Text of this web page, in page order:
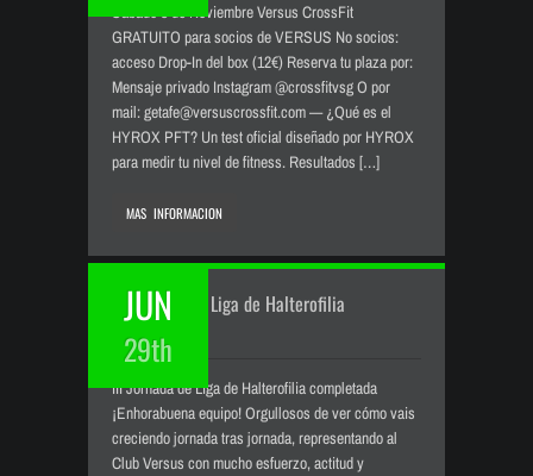
Sábado 8 de Noviembre Versus CrossFit
GRATUITO para socios de VERSUS No socios:
acceso Drop-In del box (12€) Reserva tu plaza por:
Mensaje privado Instagram @crossfitvsg O por
mail: getafe@versuscrossfit.com — ¿Qué es el
HYROX PFT? Un test oficial diseñado por HYROX
para medir tu nivel de fitness. Resultados […]
MAS INFORMACION
JUN
29th
III Jornada de Liga de Halterofilia
completada
III Jornada de Liga de Halterofilia completada
¡Enhorabuena equipo! Orgullosos de ver cómo vais
creciendo jornada tras jornada, representando al
Club Versus con mucho esfuerzo, actitud y